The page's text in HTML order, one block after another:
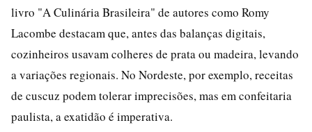
livro "A Culinária Brasileira" de autores como Romy
Lacombe destacam que, antes das balanças digitais,
cozinheiros usavam colheres de prata ou madeira, levando
a variações regionais. No Nordeste, por exemplo, receitas
de cuscuz podem tolerar imprecisões, mas em confeitaria
paulista, a exatidão é imperativa.